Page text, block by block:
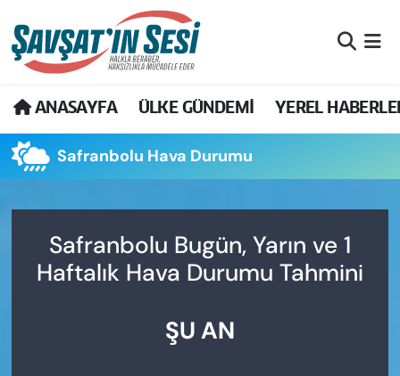
ANASAYFA ÜLKE GÜNDEMİ YEREL
Safranbolu Hava Durumu
Safranbolu Bugün, Yarın ve 1
Haftalık Hava Durumu Tahmini
ŞU AN
Artvin Nöbetçi Eczaneler
Artvin Hava Durumu
Artvin Namaz Vakitleri
Puan Durumu ve Fikstür
Son Dakika Haberleri